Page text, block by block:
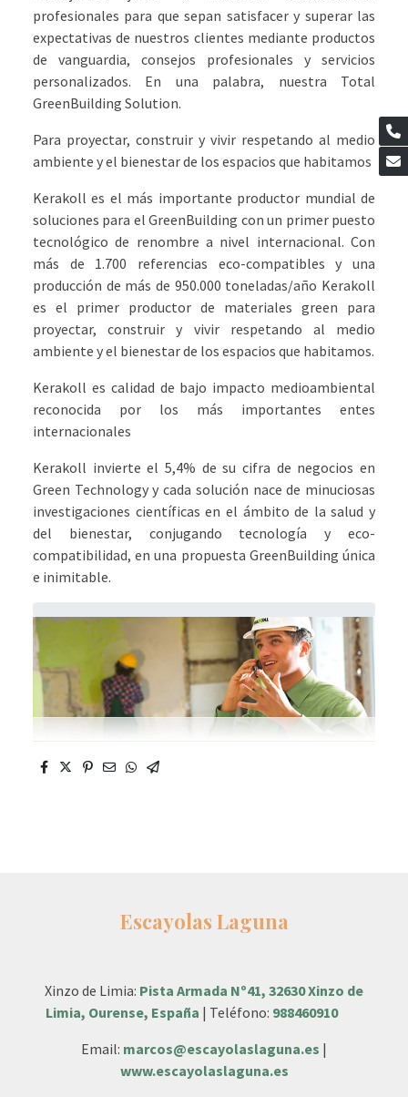
profesionales para que sepan satisfacer y superar las
expectativas de nuestros clientes mediante productos
de vanguardia, consejos profesionales y servicios
personalizados. En una palabra, nuestra Total
GreenBuilding Solution.
Para proyectar, construir y vivir respetando al medio
ambiente y el bienestar de los espacios que habitamos
Kerakoll es el más importante productor mundial de
soluciones para el GreenBuilding con un primer puesto
tecnológico de renombre a nivel internacional. Con
más de 1.700 referencias eco-compatibles y una
producción de más de 950.000 toneladas/año Kerakoll
es el primer productor de materiales green para
proyectar, construir y vivir respetando al medio
ambiente y el bienestar de los espacios que habitamos.
Kerakoll es calidad de bajo impacto medioambiental
reconocida por los más importantes entes
internacionales
Kerakoll invierte el 5,4% de su cifra de negocios en
Green Technology y cada solución nace de minuciosas
investigaciones científicas en el ámbito de la salud y
del bienestar, conjugando tecnología y eco-
compatibilidad, en una propuesta GreenBuilding única
e inimitable.
Escayolas Laguna
Xinzo de Limia: Pista Armada Nº41, 32630 Xinzo de
Limia, Ourense, España | Teléfono: 988460910
Email: marcos@escayolaslaguna.es |
www.escayolaslaguna.es